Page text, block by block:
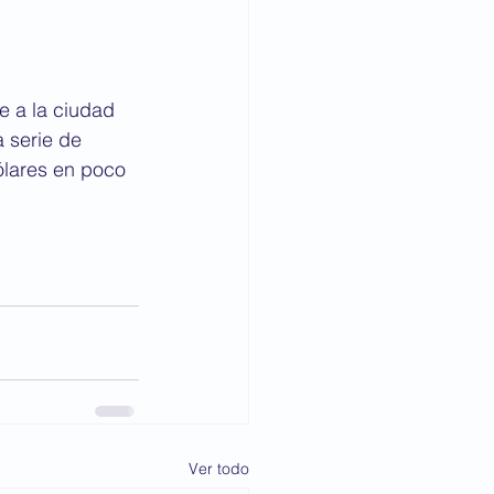
a la ciudad
serie de
en poco
Ver todo